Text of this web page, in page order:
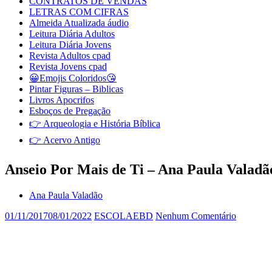
LETRAS COM CIFRAS
Almeida Atualizada áudio
Leitura Diária Adultos
Leitura Diária Jovens
Revista Adultos cpad
Revista Jovens cpad
😀Emojis Coloridos😘
Pintar Figuras – Biblicas
Livros Apocrifos
Esboços de Pregação
👉 Arqueologia e História Bíblica
👉 Acervo Antigo
Anseio Por Mais de Ti – Ana Paula
Ana Paula Valadão
01/11/201708/01/2022 ESCOLAEBD Nenhum Comentário